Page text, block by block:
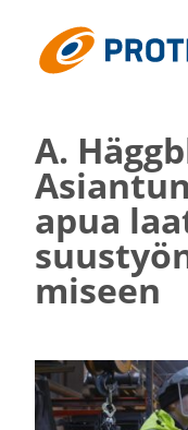
suoraan
sisältöön
Protect
A.
apua
miseen